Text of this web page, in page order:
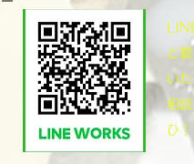
と
い
相
ひ